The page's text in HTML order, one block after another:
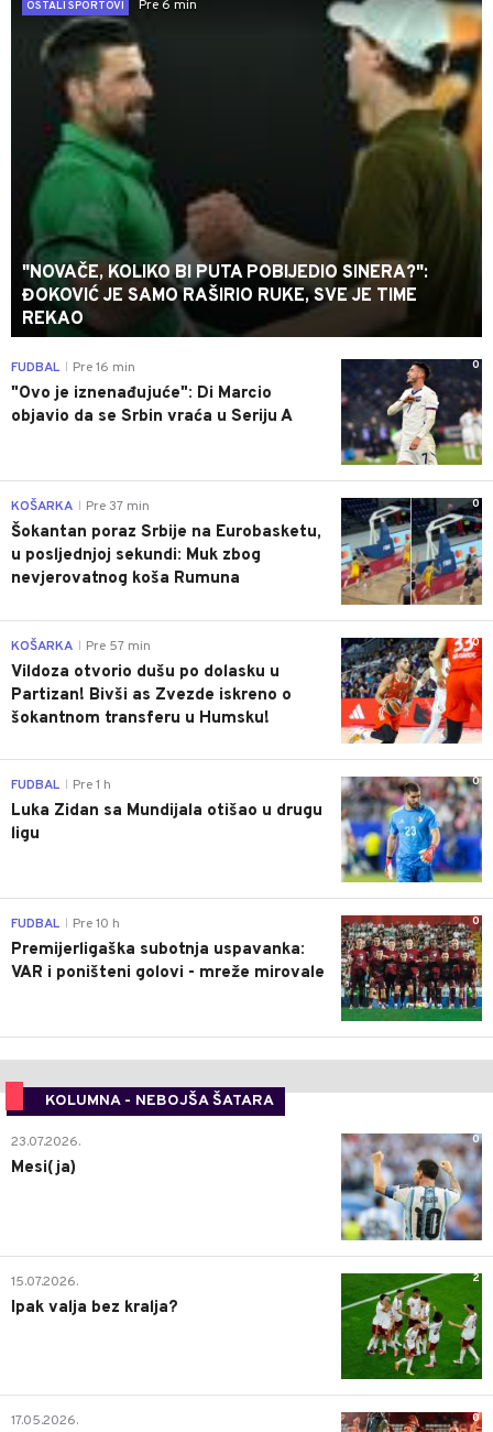
OSTALI SPORTOVI
Pre 6 min
"NOVAČE, KOLIKO BI PUTA POBIJEDIO SINERA?":
ĐOKOVIĆ JE SAMO RAŠIRIO RUKE, SVE JE TIME
REKAO
0
FUDBAL Pre 16 min
"Ovo je iznenađujuće": Di Marcio
objavio da se Srbin vraća u Seriju A
0
KOŠARKA Pre 37 min
Šokantan poraz Srbije na Eurobasketu,
u posljednjoj sekundi: Muk zbog
nevjerovatnog koša Rumuna
0
KOŠARKA Pre 57 min
Vildoza otvorio dušu po dolasku u
Partizan! Bivši as Zvezde iskreno o
šokantnom transferu u Humsku!
0
FUDBAL Pre 1 h
Luka Zidan sa Mundijala otišao u drugu
ligu
0
FUDBAL Pre 10 h
Premijerligaška subotnja uspavanka:
VAR i poništeni golovi - mreže mirovale
KOLUMNA - NEBOJŠA ŠATARA
0
23.07.2026.
Mesi(ja)
2
15.07.2026.
Ipak valja bez kralja?
0
17.05.2026.